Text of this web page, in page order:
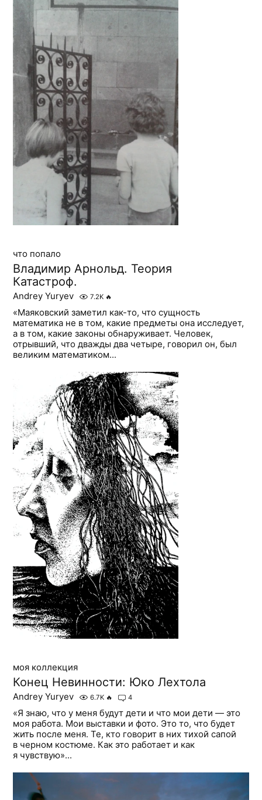
что попало
Владимир Арнольд. Теория
Катастроф.
Andrey Yuryev 7.2K 🔥
«Маяковский заметил как-то, что сущность
математика не в том, какие предметы она исследует,
а в том, какие законы обнаруживает. Человек,
отрывший, что дважды два четыре, говорил он, был
великим математиком...
моя коллекция
Конец Невинности: Юко Лехтола
Andrey Yuryev 6.7K 🔥 4
«Я знаю, что у меня будут дети и что мои дети — это
моя работа. Мои выставки и фото. Это то, что будет
жить после меня. Те, кто говорит в них тихой сапой
в черном костюме. Как это работает и как
я чувствую»...